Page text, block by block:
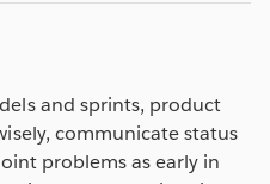
and sprints, product
communicate status
problems as early in